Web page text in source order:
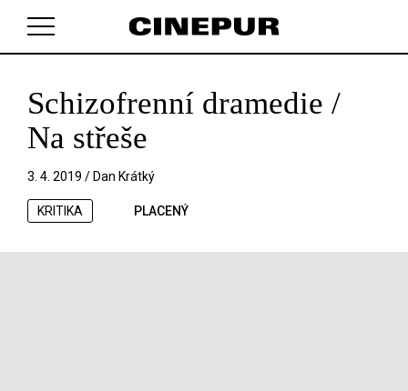
V košíku zatím nemáte žádné položky.
Schizofrenní dramedie /
Na střeše
3. 4. 2019 / Dan Krátký
KRITIKA PLACENÝ